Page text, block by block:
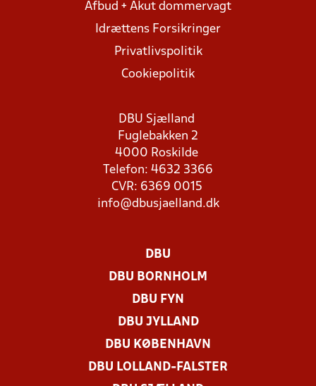
Afbud + Akut dommervagt
Idrættens Forsikringer
Privatlivspolitik
Cookiepolitik
DBU Sjælland
Fuglebakken 2
4000 Roskilde
Telefon: 4632 3366
CVR: 6369 0015
info@dbusjaelland.dk
DBU
DBU BORNHOLM
DBU FYN
DBU JYLLAND
DBU KØBENHAVN
DBU LOLLAND-FALSTER